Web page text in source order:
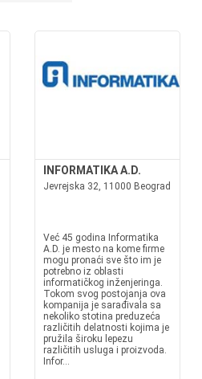
INFORMATIKA A.D.
Jevrejska 32, 11000 Beograd
Već 45 godina Informatika
A.D. je mesto na kome firme
mogu pronaći sve što im je
potrebno iz oblasti
informatičkog inženjeringa.
Tokom svog postojanja ova
kompanija je sarađivala sa
nekoliko stotina preduzeća
različitih delatnosti kojima je
pružila široku lepezu
različitih usluga i proizvoda.
Infor...